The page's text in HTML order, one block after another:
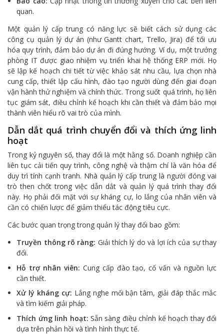
quan.
Một quản lý cấp trung có năng lực sẽ biết cách sử dụng các
công cụ quản lý dự án (như Gantt chart, Trello, Jira) để tối ưu
hóa quy trình, đảm bảo dự án đi đúng hướng. Ví dụ, một trưởng
phòng IT được giao nhiệm vụ triển khai hệ thống ERP mới. Họ
sẽ lập kế hoạch chi tiết từ việc khảo sát nhu cầu, lựa chọn nhà
cung cấp, thiết lập cấu hình, đào tạo người dùng đến giai đoạn
vận hành thử nghiệm và chính thức. Trong suốt quá trình, họ liên
tục giám sát, điều chỉnh kế hoạch khi cần thiết và đảm bảo mọi
thành viên hiểu rõ vai trò của mình.
Dẫn dắt quá trình chuyển đổi và thích ứng linh
hoạt
Trong kỷ nguyên số, thay đổi là một hằng số. Doanh nghiệp cần
liên tục cải tiến quy trình, công nghệ và thậm chí là văn hóa để
duy trì tính cạnh tranh. Nhà quản lý cấp trung là người đóng vai
trò then chốt trong việc dẫn dắt và quản lý quá trình thay đổi
này. Họ phải đối mặt với sự kháng cự, lo lắng của nhân viên và
cần có chiến lược để giảm thiểu tác động tiêu cực.
Các bước quan trọng trong quản lý thay đổi bao gồm:
Truyền thông rõ ràng: Giải thích lý do và lợi ích của sự thay
đổi.
Hỗ trợ nhân viên: Cung cấp đào tạo, cố vấn và nguồn lực
cần thiết.
Xử lý kháng cự: Lắng nghe mối bận tâm, giải đáp thắc mắc
và tìm kiếm giải pháp.
Thích ứng linh hoạt: Sẵn sàng điều chỉnh kế hoạch thay đổi
dựa trên phản hồi và tình hình thực tế.